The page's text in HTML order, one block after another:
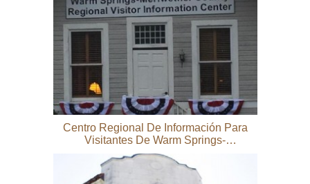
Centro Regional De Información Para
Visitantes De Warm Springs-
Meriwether County